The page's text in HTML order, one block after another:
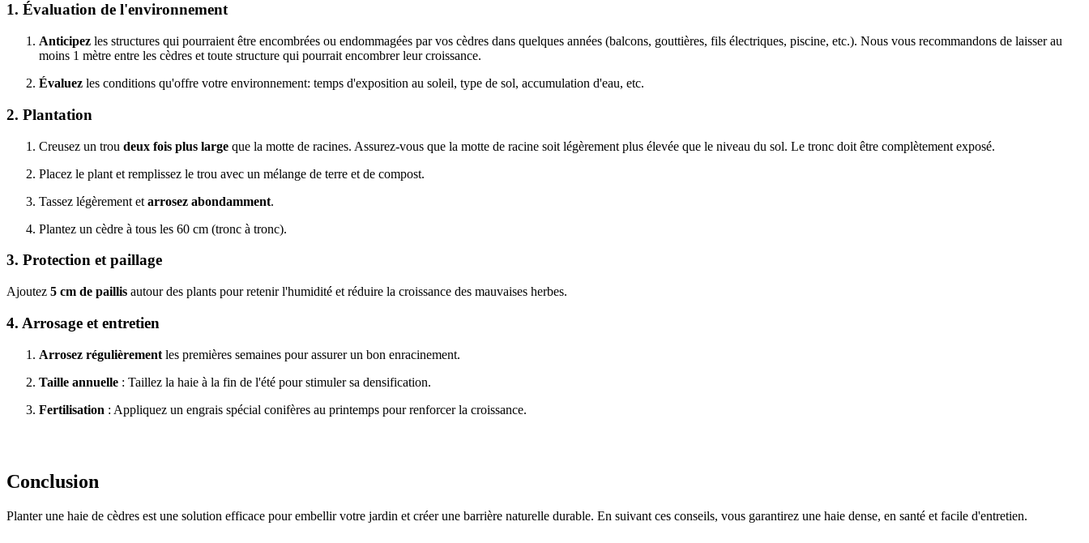
1. Évaluation de l'environnement
Anticipez les structures qui pourraient être encombrées ou endommagées par vos cèdres dans quelques années (balcons, gouttières, fils électriques, piscine, etc.). Nous vous recommandons de laisser au
moins 1 mètre entre les cèdres et toute structure qui pourrait encombrer leur croissance.
Évaluez les conditions qu'offre votre environnement: temps d'exposition au soleil, type de sol, accumulation d'eau, etc.
2. Plantation
Creusez un trou deux fois plus large que la motte de racines. Assurez-vous que la motte de racine soit légèrement plus élevée que le niveau du sol. Le tronc doit être complètement exposé.
Placez le plant et remplissez le trou avec un mélange de terre et de compost.
Tassez légèrement et arrosez abondamment.
Plantez un cèdre à tous les 60 cm (tronc à tronc).
3. Protection et paillage
Ajoutez 5 cm de paillis autour des plants pour retenir l'humidité et réduire la croissance des mauvaises herbes.
4. Arrosage et entretien
Arrosez régulièrement les premières semaines pour assurer un bon enracinement.
Taille annuelle : Taillez la haie à la fin de l'été pour stimuler sa densification.
Fertilisation : Appliquez un engrais spécial conifères au printemps pour renforcer la croissance.
Conclusion
Planter une haie de cèdres est une solution efficace pour embellir votre jardin et créer une barrière naturelle durable. En suivant ces conseils, vous garantirez une haie dense, en santé et facile d'entretien.